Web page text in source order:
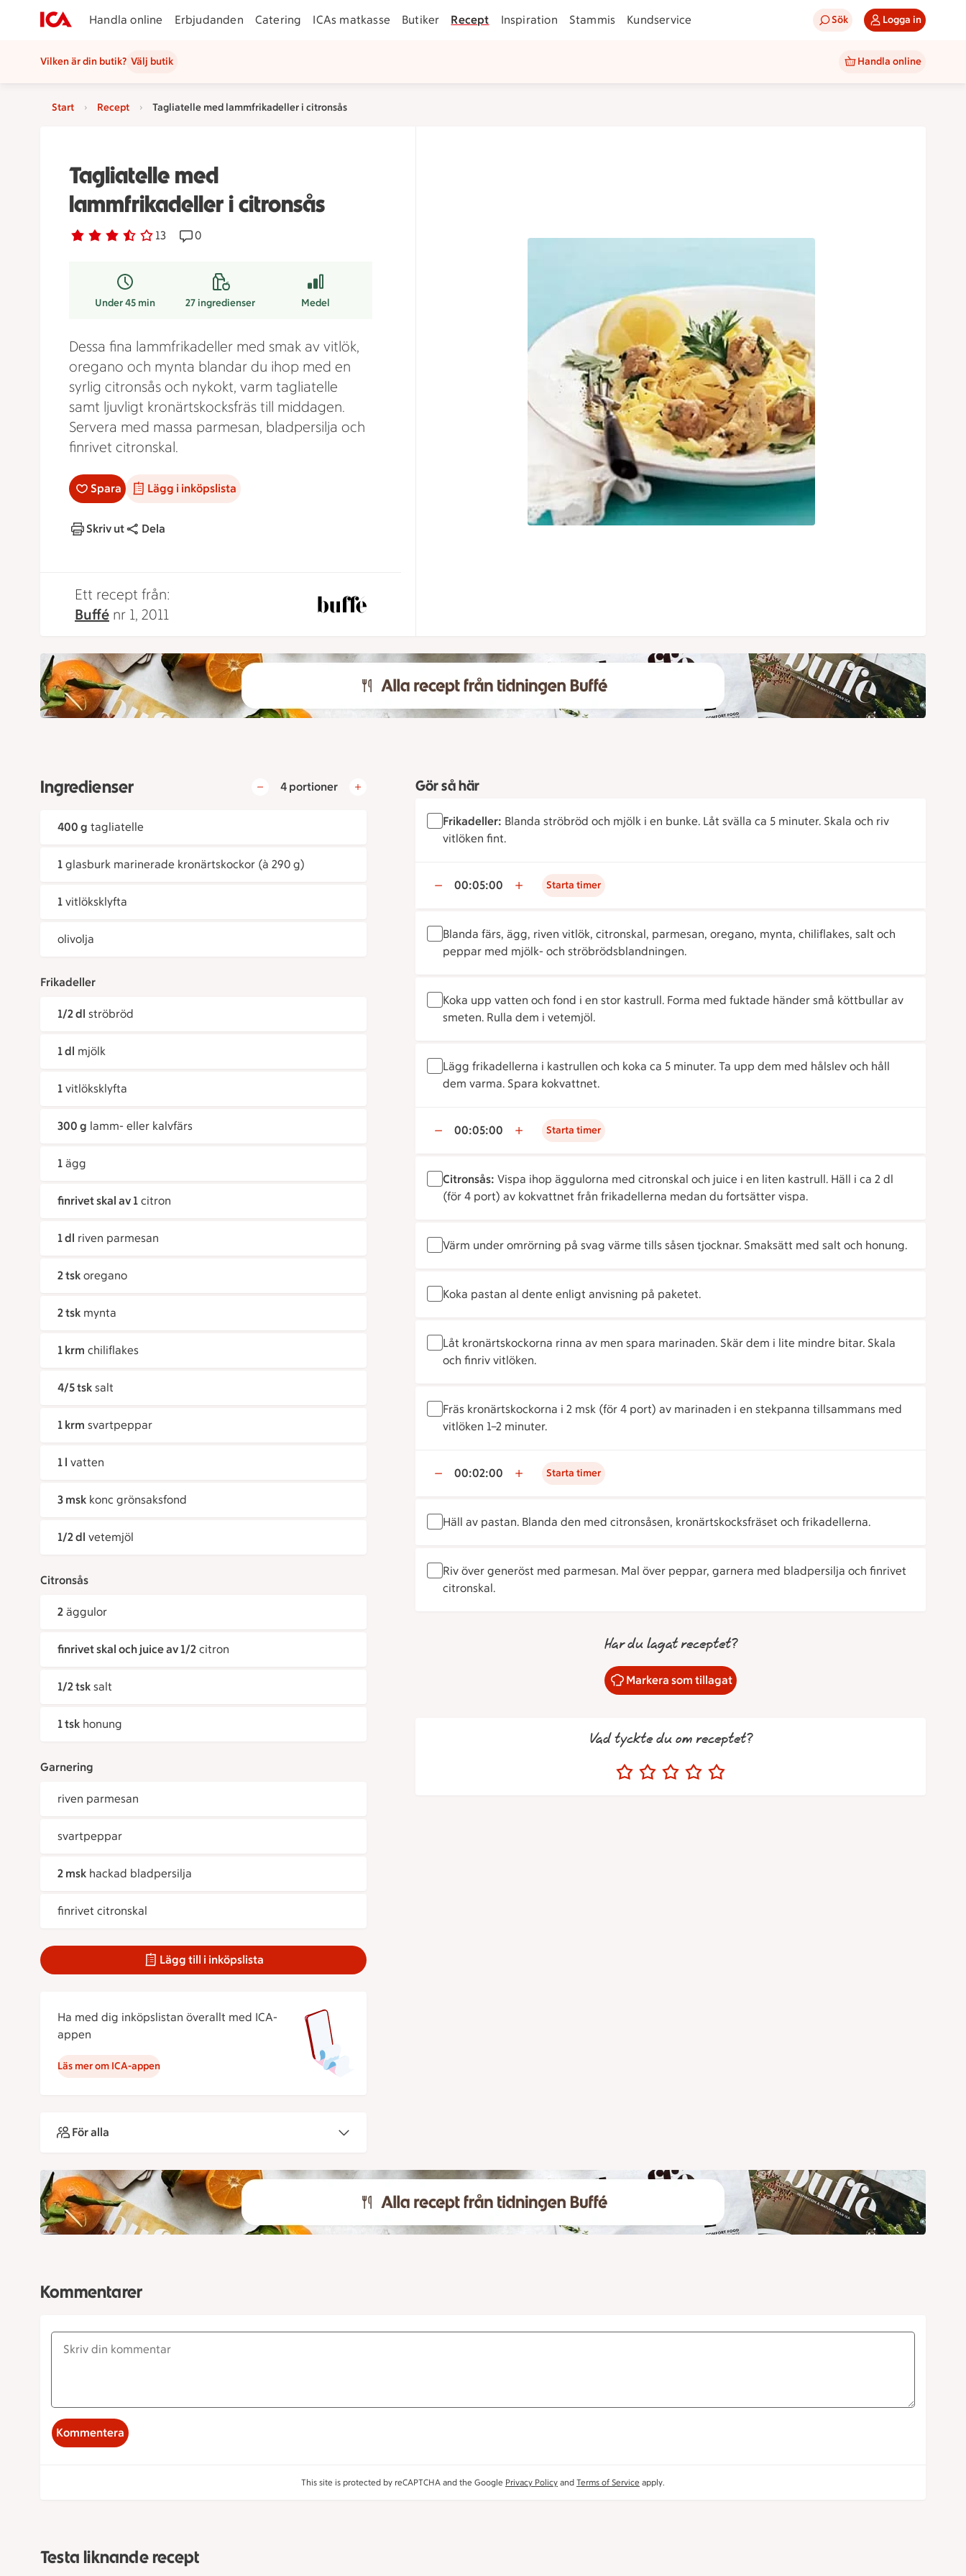
Handla online Erbjudanden Catering ICAs matkasse Butiker Recept Inspiration Stammis Kundservice Sök Logga in
Vilken är din butik? Välj butik Handla online
Start Recept Tagliatelle med lammfrikadeller i citronsås
Tagliatelle med
lammfrikadeller i citronsås
Betyg 3.2 av 5. 13
13 personer har röstatReceptet har 0 kommentarer
0
Under 45 min 27ingredienser Medel
Dessa fina lammfrikadeller med smak av vitlök,
oregano och mynta blandar du ihop med en
syrlig citronsås och nykokt, varm tagliatelle
samt ljuvligt kronärtskocksfräs till middagen.
Servera med massa parmesan, bladpersilja och
finrivet citronskal.
Spara Lägg i inköpslista
Skriv ut Dela
Ett recept från:
Buffé nr 1, 2011
Ingredienser 4 portioner
400 g tagliatelle
1 glasburk marinerade kronärtskockor (à 290 g)
1 vitlöksklyfta
olivolja
Frikadeller
1/2 dl ströbröd
1 dl mjölk
1 vitlöksklyfta
300 g lamm- eller kalvfärs
1 ägg
finrivet skal av 1 citron
1 dl riven parmesan
2 tsk oregano
2 tsk mynta
1 krm chiliflakes
4/5 tsk salt
1 krm svartpeppar
1 l vatten
3 msk konc grönsaksfond
1/2 dl vetemjöl
Citronsås
2 äggulor
finrivet skal och juice av 1/2 citron
1/2 tsk salt
1 tsk honung
Garnering
riven parmesan
svartpeppar
2 msk hackad bladpersilja
finrivet citronskal
Lägg till i inköpslista
Ha med dig inköpslistan överallt med ICA-
appen
Läs mer om ICA-appen
För alla
Gör så här
Frikadeller: Blanda ströbröd och mjölk i en bunke. Låt svälla ca 5 minuter. Skala och riv
vitlöken fint.
00:05:00 Starta timer
Blanda färs, ägg, riven vitlök, citronskal, parmesan, oregano, mynta, chiliflakes, salt och
peppar med mjölk- och ströbrödsblandningen.
Koka upp vatten och fond i en stor kastrull. Forma med fuktade händer små köttbullar av
smeten. Rulla dem i vetemjöl.
Lägg frikadellerna i kastrullen och koka ca 5 minuter. Ta upp dem med hålslev och håll
dem varma. Spara kokvattnet.
00:05:00 Starta timer
Citronsås: Vispa ihop äggulorna med citronskal och juice i en liten kastrull. Häll i ca 2 dl
(för 4 port) av kokvattnet från frikadellerna medan du fortsätter vispa.
Värm under omrörning på svag värme tills såsen tjocknar. Smaksätt med salt och honung.
Koka pastan al dente enligt anvisning på paketet.
Låt kronärtskockorna rinna av men spara marinaden. Skär dem i lite mindre bitar. Skala
och finriv vitlöken.
Fräs kronärtskockorna i 2 msk (för 4 port) av marinaden i en stekpanna tillsammans med
vitlöken 1–2 minuter.
00:02:00 Starta timer
Häll av pastan. Blanda den med citronsåsen, kronärtskocksfräset och frikadellerna.
Riv över generöst med parmesan. Mal över peppar, garnera med bladpersilja och finrivet
citronskal.
Har du lagat receptet?
Markera som tillagat
Vad tyckte du om receptet?
Kommentarer
Kommentera
This site is protected by reCAPTCHA and the Google Privacy Policy and Terms of Service apply.
Testa liknande recept